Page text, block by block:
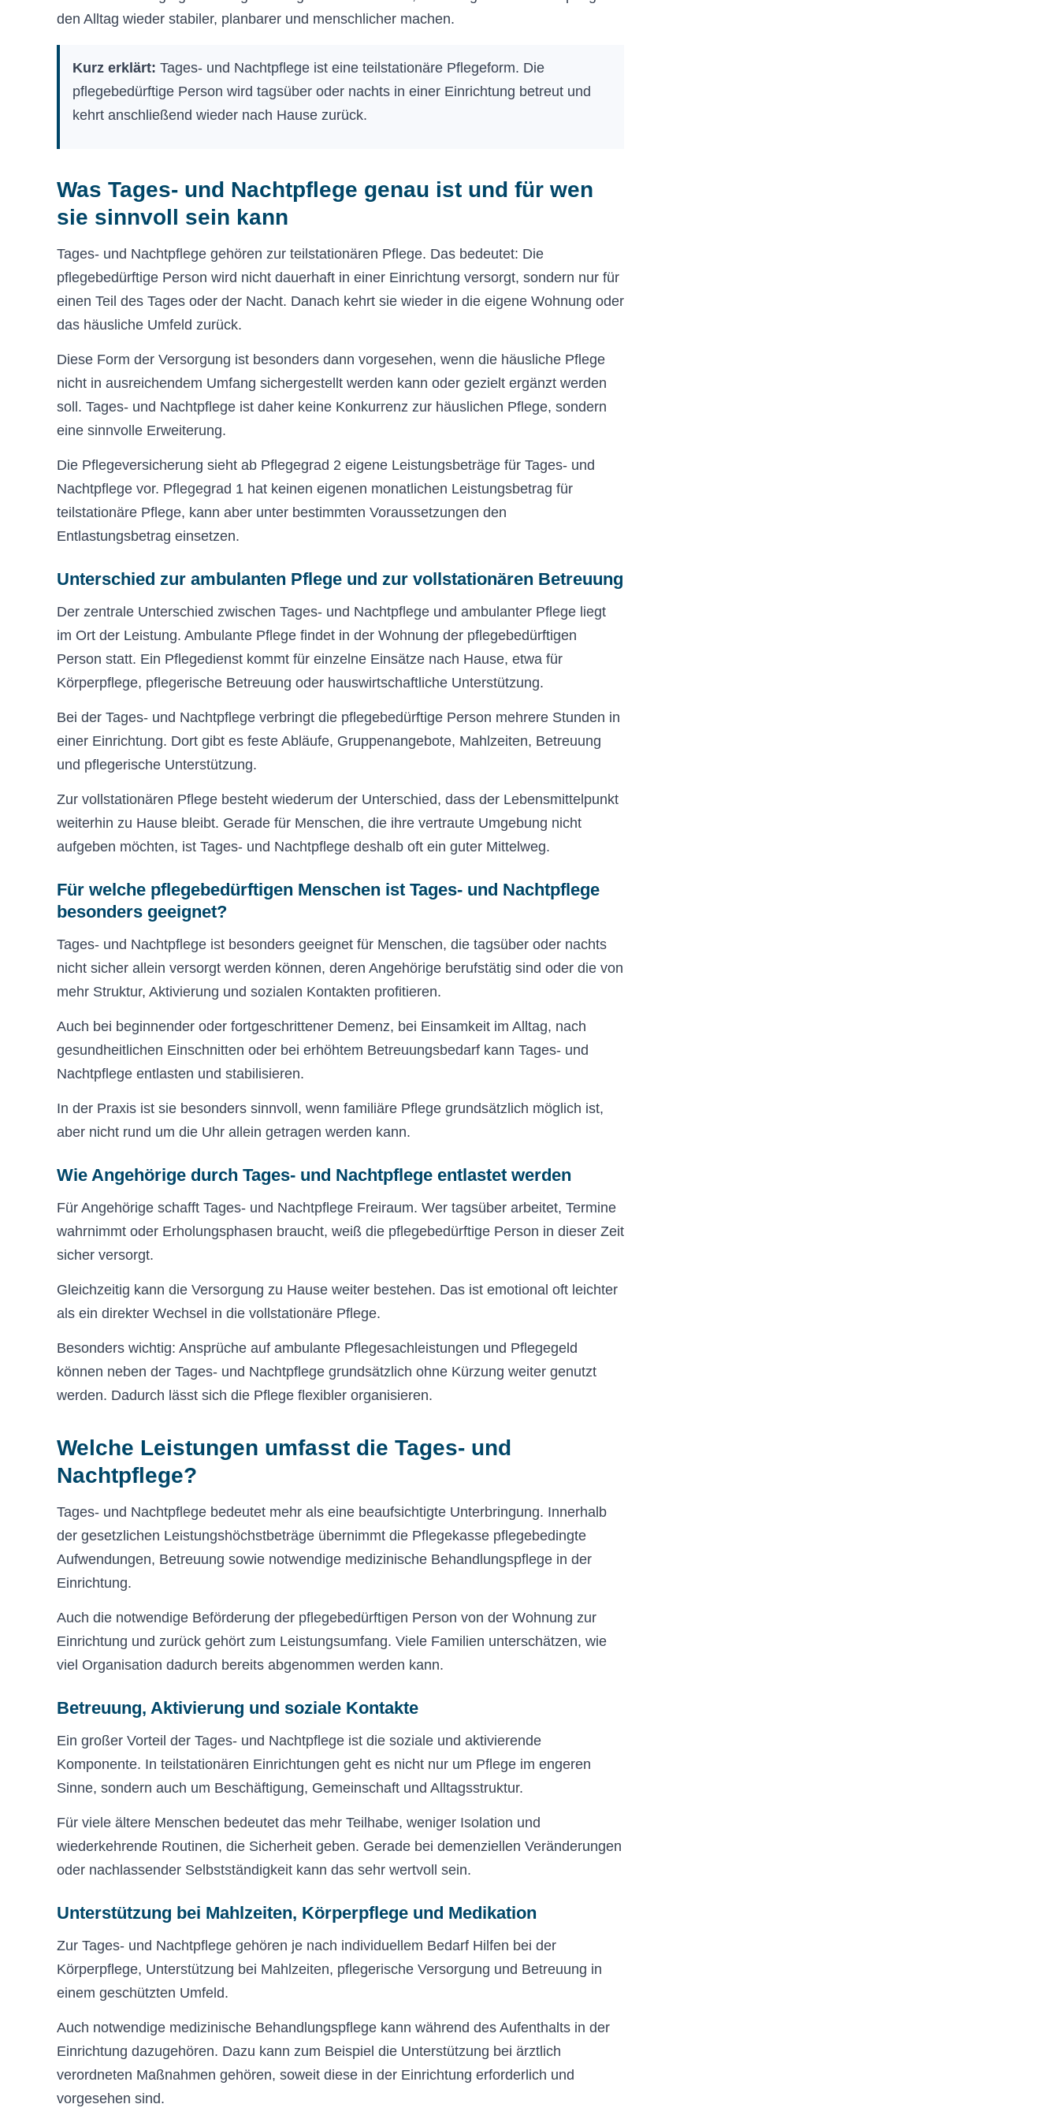
den Alltag wieder stabiler, planbarer und menschlicher machen.
Kurz erklärt: Tages- und Nachtpflege ist eine teilstationäre Pflegeform. Die
pflegebedürftige Person wird tagsüber oder nachts in einer Einrichtung betreut und
kehrt anschließend wieder nach Hause zurück.
Was Tages- und Nachtpflege genau ist und für wen
sie sinnvoll sein kann
Tages- und Nachtpflege gehören zur teilstationären Pflege. Das bedeutet: Die
pflegebedürftige Person wird nicht dauerhaft in einer Einrichtung versorgt, sondern nur für
einen Teil des Tages oder der Nacht. Danach kehrt sie wieder in die eigene Wohnung oder
das häusliche Umfeld zurück.
Diese Form der Versorgung ist besonders dann vorgesehen, wenn die häusliche Pflege
nicht in ausreichendem Umfang sichergestellt werden kann oder gezielt ergänzt werden
soll. Tages- und Nachtpflege ist daher keine Konkurrenz zur häuslichen Pflege, sondern
eine sinnvolle Erweiterung.
Die Pflegeversicherung sieht ab Pflegegrad 2 eigene Leistungsbeträge für Tages- und
Nachtpflege vor. Pflegegrad 1 hat keinen eigenen monatlichen Leistungsbetrag für
teilstationäre Pflege, kann aber unter bestimmten Voraussetzungen den
Entlastungsbetrag einsetzen.
Unterschied zur ambulanten Pflege und zur vollstationären Betreuung
Der zentrale Unterschied zwischen Tages- und Nachtpflege und ambulanter Pflege liegt
im Ort der Leistung. Ambulante Pflege findet in der Wohnung der pflegebedürftigen
Person statt. Ein Pflegedienst kommt für einzelne Einsätze nach Hause, etwa für
Körperpflege, pflegerische Betreuung oder hauswirtschaftliche Unterstützung.
Bei der Tages- und Nachtpflege verbringt die pflegebedürftige Person mehrere Stunden in
einer Einrichtung. Dort gibt es feste Abläufe, Gruppenangebote, Mahlzeiten, Betreuung
und pflegerische Unterstützung.
Zur vollstationären Pflege besteht wiederum der Unterschied, dass der Lebensmittelpunkt
weiterhin zu Hause bleibt. Gerade für Menschen, die ihre vertraute Umgebung nicht
aufgeben möchten, ist Tages- und Nachtpflege deshalb oft ein guter Mittelweg.
Für welche pflegebedürftigen Menschen ist Tages- und Nachtpflege
besonders geeignet?
Tages- und Nachtpflege ist besonders geeignet für Menschen, die tagsüber oder nachts
nicht sicher allein versorgt werden können, deren Angehörige berufstätig sind oder die von
mehr Struktur, Aktivierung und sozialen Kontakten profitieren.
Auch bei beginnender oder fortgeschrittener Demenz, bei Einsamkeit im Alltag, nach
gesundheitlichen Einschnitten oder bei erhöhtem Betreuungsbedarf kann Tages- und
Nachtpflege entlasten und stabilisieren.
In der Praxis ist sie besonders sinnvoll, wenn familiäre Pflege grundsätzlich möglich ist,
aber nicht rund um die Uhr allein getragen werden kann.
Wie Angehörige durch Tages- und Nachtpflege entlastet werden
Für Angehörige schafft Tages- und Nachtpflege Freiraum. Wer tagsüber arbeitet, Termine
wahrnimmt oder Erholungsphasen braucht, weiß die pflegebedürftige Person in dieser Zeit
sicher versorgt.
Gleichzeitig kann die Versorgung zu Hause weiter bestehen. Das ist emotional oft leichter
als ein direkter Wechsel in die vollstationäre Pflege.
Besonders wichtig: Ansprüche auf ambulante Pflegesachleistungen und Pflegegeld
können neben der Tages- und Nachtpflege grundsätzlich ohne Kürzung weiter genutzt
werden. Dadurch lässt sich die Pflege flexibler organisieren.
Welche Leistungen umfasst die Tages- und
Nachtpflege?
Tages- und Nachtpflege bedeutet mehr als eine beaufsichtigte Unterbringung. Innerhalb
der gesetzlichen Leistungshöchstbeträge übernimmt die Pflegekasse pflegebedingte
Aufwendungen, Betreuung sowie notwendige medizinische Behandlungspflege in der
Einrichtung.
Auch die notwendige Beförderung der pflegebedürftigen Person von der Wohnung zur
Einrichtung und zurück gehört zum Leistungsumfang. Viele Familien unterschätzen, wie
viel Organisation dadurch bereits abgenommen werden kann.
Betreuung, Aktivierung und soziale Kontakte
Ein großer Vorteil der Tages- und Nachtpflege ist die soziale und aktivierende
Komponente. In teilstationären Einrichtungen geht es nicht nur um Pflege im engeren
Sinne, sondern auch um Beschäftigung, Gemeinschaft und Alltagsstruktur.
Für viele ältere Menschen bedeutet das mehr Teilhabe, weniger Isolation und
wiederkehrende Routinen, die Sicherheit geben. Gerade bei demenziellen Veränderungen
oder nachlassender Selbstständigkeit kann das sehr wertvoll sein.
Unterstützung bei Mahlzeiten, Körperpflege und Medikation
Zur Tages- und Nachtpflege gehören je nach individuellem Bedarf Hilfen bei der
Körperpflege, Unterstützung bei Mahlzeiten, pflegerische Versorgung und Betreuung in
einem geschützten Umfeld.
Auch notwendige medizinische Behandlungspflege kann während des Aufenthalts in der
Einrichtung dazugehören. Dazu kann zum Beispiel die Unterstützung bei ärztlich
verordneten Maßnahmen gehören, soweit diese in der Einrichtung erforderlich und
vorgesehen sind.